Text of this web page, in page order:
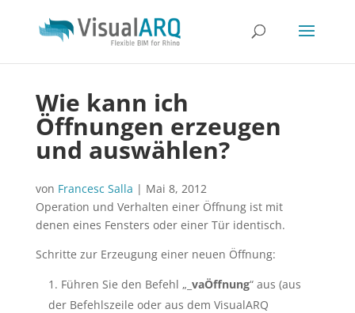
Wie kann ich
Öffnungen erzeugen
und auswählen?
von Francesc Salla | Mai 8, 2012
Operation und Verhalten einer Öffnung ist mit
denen eines Fensters oder einer Tür identisch.
Schritte zur Erzeugung einer neuen Öffnung:
Führen Sie den Befehl „_ vaÖffnung“ aus (aus
der Befehlszeile oder aus dem VisualARQ